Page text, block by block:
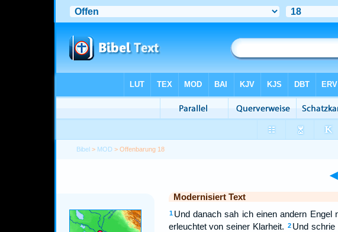
Bibel > MOD > Offenbarung 18
◄
Modernisiert Text
1 Und danach sah ich einen andern
erleuchtet von seiner Klarheit. 2 Und schrie